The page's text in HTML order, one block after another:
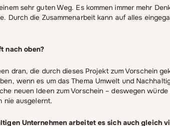
sehr guten Weg. Es kommen immer mehr
Durch die Zusammenarbeit kann auf alles
nach oben?
dran, die durch dieses Projekt zum Vorschein
wenn es um das Thema Umwelt und
neuen Ideen zum Vorschein – deswegen
nie ausgelernt.
Unternehmen arbeitet es sich auch gleich